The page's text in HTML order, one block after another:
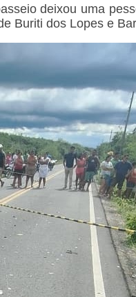
deixou uma
Buriti dos Lopes e